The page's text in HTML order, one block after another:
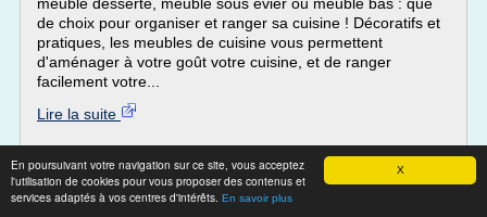
X
En poursuivant votre navigation sur ce site, vous acceptez
l'utilisation de cookies pour vous proposer des contenus et
services adaptés à vos centres d'intérêts. En savoir plus
de choix pour organiser et ranger sa cuisine ! Décoratifs et
pratiques, les meubles de cuisine vous permettent
d'aménager à votre goût votre cuisine, et de ranger
facilement votre...
Lire la suite
Site :
https://www.rueducommerce.fr
Thèmes liés :taille d'un plan de travail cuisine